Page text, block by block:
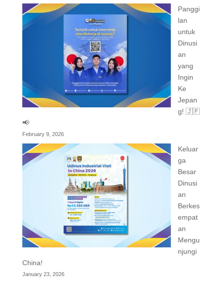
Panggi
lan
untuk
Dinusi
an
yang
Ingin
Ke
Jepan
g! 🇯🇵
📢
February 9, 2026
Keluar
ga
Besar
Dinusi
an
Berkes
empat
an
Mengu
njungi
China!
January 23, 2026